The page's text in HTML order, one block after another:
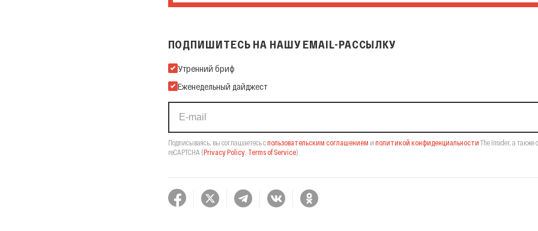
ПОДПИШИТЕСЬ НА НАШУ EMAIL-РАССЫЛКУ
Подпишитесь на нашу Email-рассылку
Утренний бриф
Еженедельный дайджест
Подписываясь, вы соглашаетесь спользовательским соглашением и политикой конфиденциальности The Insider, а также
reCAPTCHA (Privacy Policy, Terms of Service).